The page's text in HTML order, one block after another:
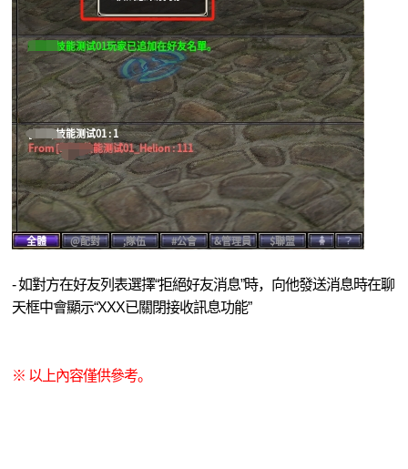
- 如對方在好友列表選擇“拒絕好友消息”時，向他發送消息時在聊
天框中會顯示“XXX已關閉接收訊息功能”
※ 以上內容僅供參考。